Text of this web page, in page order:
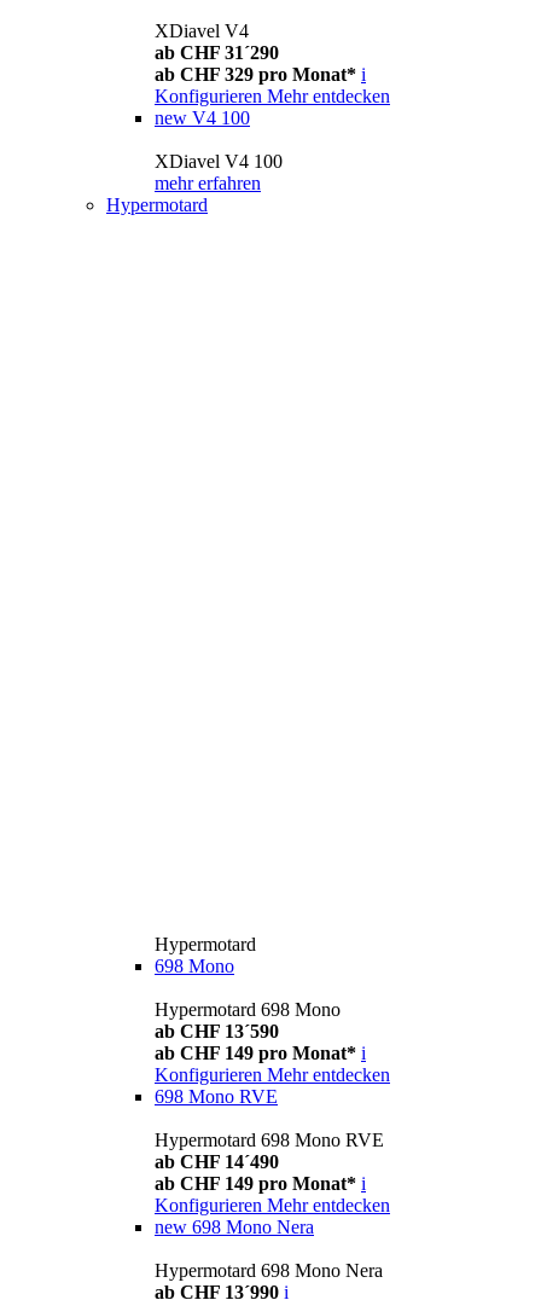
XDiavel V4
ab CHF 31´290
ab CHF 329 pro Monat* i
Konfigurieren Mehr entdecken
new V4 100
XDiavel V4 100
mehr erfahren
Hypermotard
Hypermotard
698 Mono
Hypermotard 698 Mono
ab CHF 13´590
ab CHF 149 pro Monat* i
Konfigurieren Mehr entdecken
698 Mono RVE
Hypermotard 698 Mono RVE
ab CHF 14´490
ab CHF 149 pro Monat* i
Konfigurieren Mehr entdecken
new 698 Mono Nera
Hypermotard 698 Mono Nera
ab CHF 13´990 i